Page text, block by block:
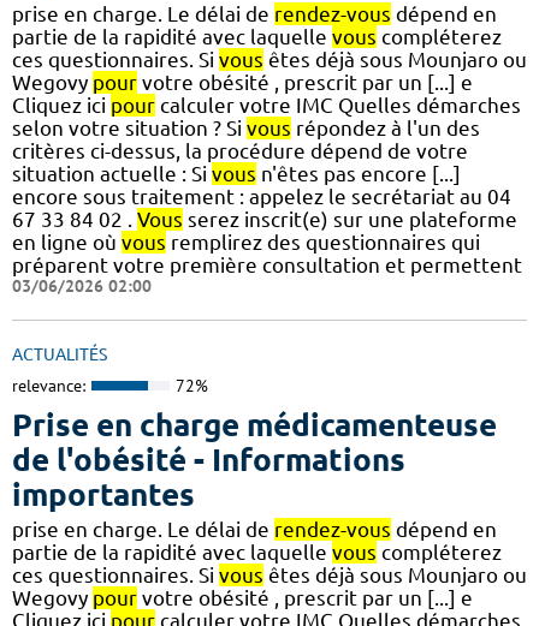
prise en charge. Le délai de rendez-vous dépend en
partie de la rapidité avec laquelle vous compléterez
ces questionnaires. Si vous êtes déjà sous Mounjaro ou
Wegovy pour votre obésité , prescrit par un [...] e
Cliquez ici pour calculer votre IMC Quelles démarches
selon votre situation ? Si vous répondez à l'un des
critères ci-dessus, la procédure dépend de votre
situation actuelle : Si vous n'êtes pas encore [...]
encore sous traitement : appelez le secrétariat au 04
67 33 84 02 . Vous serez inscrit(e) sur une plateforme
en ligne où vous remplirez des questionnaires qui
préparent votre première consultation et permettent
03/06/2026 02:00
ACTUALITÉS
relevance: 72%
Prise en charge médicamenteuse
de l'obésité - Informations
importantes
prise en charge. Le délai de rendez-vous dépend en
partie de la rapidité avec laquelle vous compléterez
ces questionnaires. Si vous êtes déjà sous Mounjaro ou
Wegovy pour votre obésité , prescrit par un [...] e
Cliquez ici pour calculer votre IMC Quelles démarches